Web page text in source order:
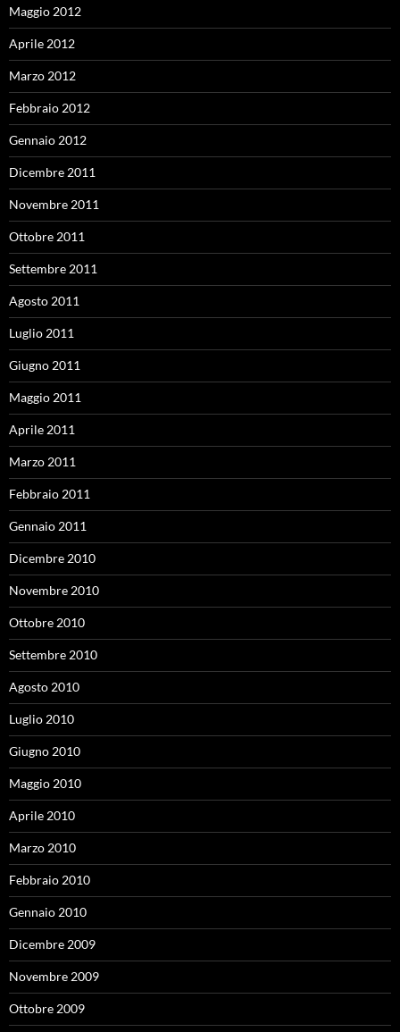
Maggio 2012
Aprile 2012
Marzo 2012
Febbraio 2012
Gennaio 2012
Dicembre 2011
Novembre 2011
Ottobre 2011
Settembre 2011
Agosto 2011
Luglio 2011
Giugno 2011
Maggio 2011
Aprile 2011
Marzo 2011
Febbraio 2011
Gennaio 2011
Dicembre 2010
Novembre 2010
Ottobre 2010
Settembre 2010
Agosto 2010
Luglio 2010
Giugno 2010
Maggio 2010
Aprile 2010
Marzo 2010
Febbraio 2010
Gennaio 2010
Dicembre 2009
Novembre 2009
Ottobre 2009